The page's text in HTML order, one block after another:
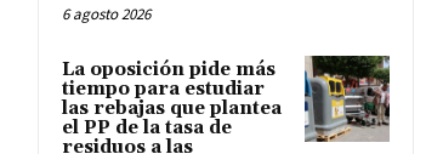
6 agosto 2026
La oposición pide más
tiempo para estudiar
las rebajas que plantea
el PP de la tasa de
residuos a las